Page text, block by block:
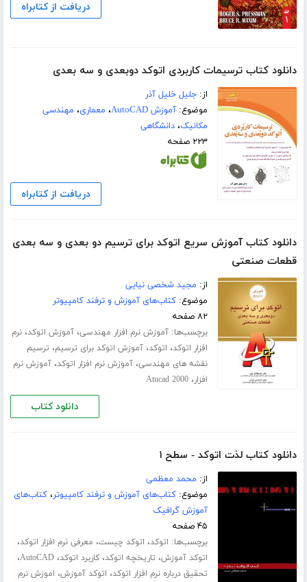
دریافت از کتابراه
دانلود کتاب ترسیمات کاربردی اتوکد دوبعدی و سه بعدی
از:جلیل خلیل آذر
موضوع:آموزش AutoCAD ، معماری، مهندسی
مکانیک،دانشگاهی
۲۲۳ صفحه
دریافت از کتابراه
دانلود کتاب آموزش سریع اتوکد برای ترسیم دو بعدی و سه بعدی
قطعات صنعتی
از: مجید شخصی نیایی
موضوع:کتاب‌های آموزش و ترفند کامپیوتر
۸۲ صفحه
برچسب‌ها:آموزش نرم افزار مهندسی،آموزش اتوکد،نرم
افزار اتوکد، اتوکد،آموزش اتوکد برای ترسیم، ترسیم
نقشه های مهندسی،آموزش نرم افزار اتوکد،آموزش نرم
افزار،Atucad 2000
دانلود کتاب
دانلود کتاب لذت اتوکد - سطح ۱
از: محمد معظمی
موضوع:کتاب‌های آموزش و ترفند کامپیوتر،کتاب‌های
آموزش گرافیک
۴۵ صفحه
برچسب‌ها: اتوکد، اتوکد چیست، معرفی نرم افزار اتوکد،
اتوکد آموزش، تاریخچه اتوکد،کاربرد اتوکد، AutoCAD،
تحقیق درباره نرم افزار اتوکد، اتوکد آموزش، اموزش نرم